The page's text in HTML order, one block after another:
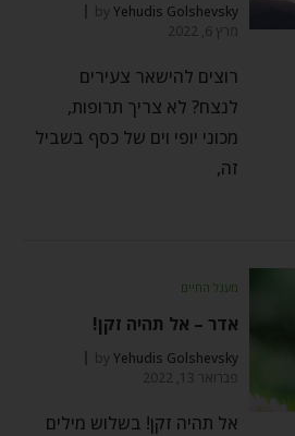
byYehudis Golshevsky
מרץ 6, 2022
רוצים להישאר צעירים
לנצח? לא צריך תרופות,
מכוני יופי וים של כסף בשביל
זה,
מעגל החיים
אדר – אל תהיה זקן!
byYehudis Golshevsky
פברואר 13, 2022
אל תהיה זקן! בשלוש מילים